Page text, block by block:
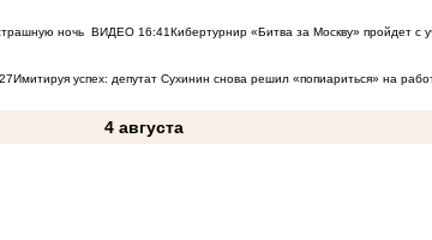
ночь ВИДЕО 16:41Кибертурнир «Битва за Москву» пройдет с
Имитируя успех: депутат Сухинин снова решил «попиариться» на
4 августа